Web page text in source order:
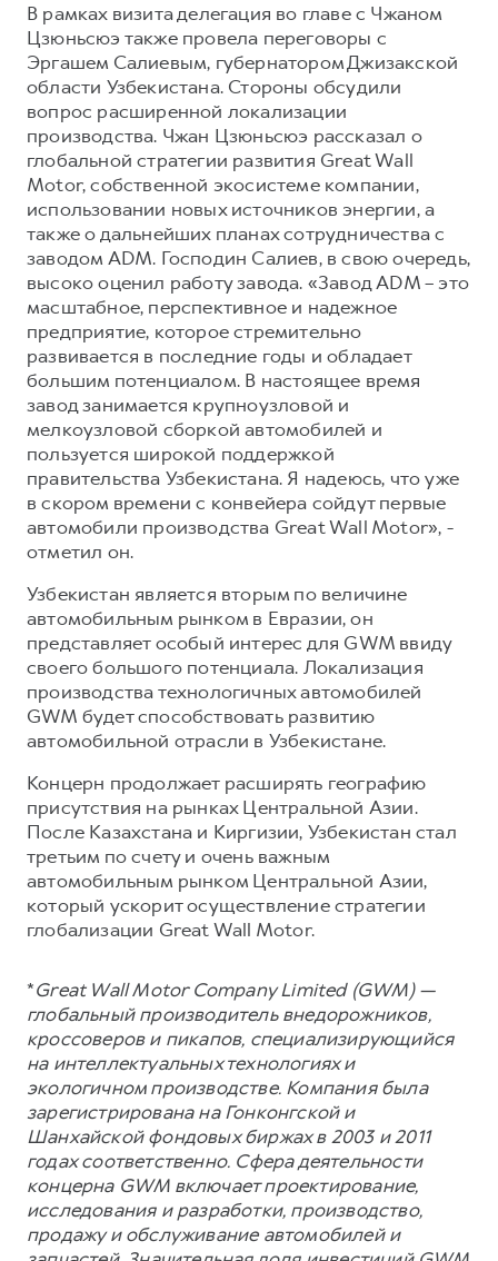
В рамках визита делегация во главе с Чжаном
Цзюньсюэ также провела переговоры с
Эргашем Салиевым, губернатором Джизакской
области Узбекистана. Стороны обсудили
вопрос расширенной локализации
производства. Чжан Цзюньсюэ рассказал о
глобальной стратегии развития Great Wall
Motor, собственной экосистеме компании,
использовании новых источников энергии, а
также о дальнейших планах сотрудничества с
заводом ADM. Господин Салиев, в свою очередь,
высоко оценил работу завода. «Завод ADM – это
масштабное, перспективное и надежное
предприятие, которое стремительно
развивается в последние годы и обладает
большим потенциалом. В настоящее время
завод занимается крупноузловой и
мелкоузловой сборкой автомобилей и
пользуется широкой поддержкой
правительства Узбекистана. Я надеюсь, что уже
в скором времени с конвейера сойдут первые
автомобили производства Great Wall Motor», -
отметил он.
Узбекистан является вторым по величине
автомобильным рынком в Евразии, он
представляет особый интерес для GWM ввиду
своего большого потенциала. Локализация
производства технологичных автомобилей
GWM будет способствовать развитию
автомобильной отрасли в Узбекистане.
Концерн продолжает расширять географию
присутствия на рынках Центральной Азии.
После Казахстана и Киргизии, Узбекистан стал
третьим по счету и очень важным
автомобильным рынком Центральной Азии,
который ускорит осуществление стратегии
глобализации Great Wall Motor.
*Great Wall Motor Company Limited (GWM) —
глобальный производитель внедорожников,
кроссоверов и пикапов, специализирующийся
на интеллектуальных технологиях и
экологичном производстве. Компания была
зарегистрирована на Гонконгской и
Шанхайской фондовых биржах в 2003 и 2011
годах соответственно. Сфера деятельности
концерна GWM включает проектирование,
исследования и разработки, производство,
продажу и обслуживание автомобилей и